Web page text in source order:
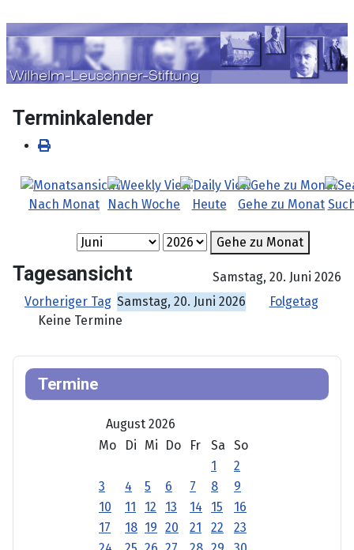
Terminkalender
Nach Monat Nach Woche Heute Gehe zu Monat
Gehe zu Monat
Tagesansicht
Samstag, 20. Juni 2026
Vorheriger Tag Samstag, 20. Juni 2026
Folgetag
Keine Termine
Termine
August 2026
Mo
Di Mi Do Fr Sa
So
1
2
3
4 5 6 7 8
9
10
11 12 13 14 15
16
17
18 19 20 21 22
23